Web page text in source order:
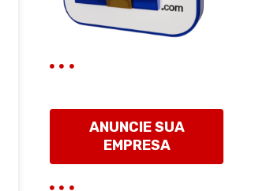
ANUNCIE SUA
EMPRESA